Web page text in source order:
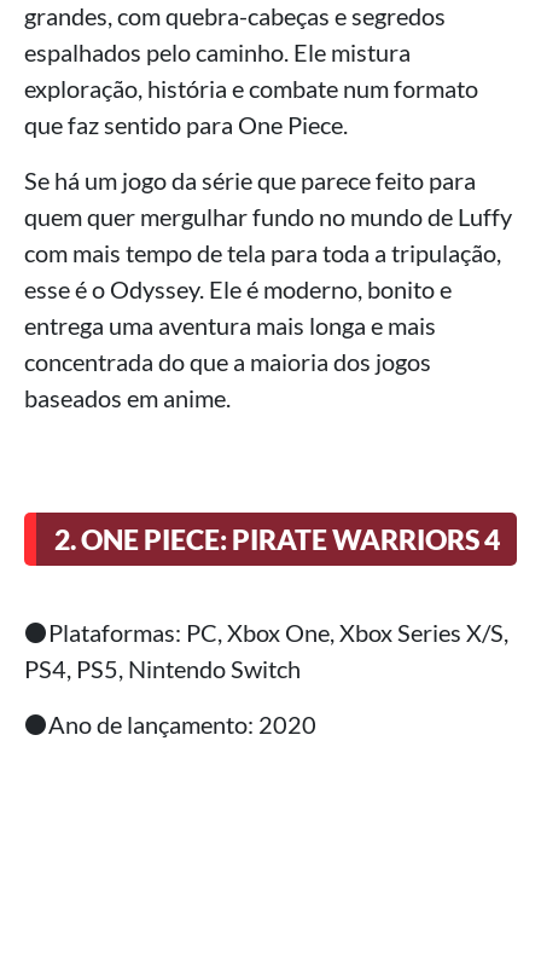
grandes, com quebra-cabeças e segredos
espalhados pelo caminho. Ele mistura
exploração, história e combate num formato
que faz sentido para One Piece.
Se há um jogo da série que parece feito para
quem quer mergulhar fundo no mundo de Luffy
com mais tempo de tela para toda a tripulação,
esse é o Odyssey. Ele é moderno, bonito e
entrega uma aventura mais longa e mais
concentrada do que a maioria dos jogos
baseados em anime.
2. ONE PIECE: PIRATE WARRIORS 4
⚫Plataformas: PC, Xbox One, Xbox Series X/S,
PS4, PS5, Nintendo Switch
⚫Ano de lançamento: 2020